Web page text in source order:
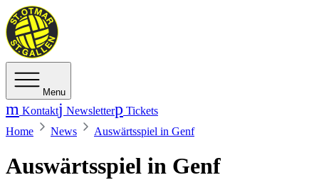
Menu
Kontakt Newsletter
Tickets
Home
News Auswärtsspiel in Genf
Auswärtsspiel in Genf